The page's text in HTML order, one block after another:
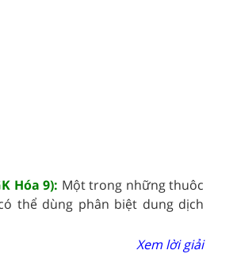
Hóa 9): Một trong những thuôc
thể dùng phân biệt dung dịch
Xem lời giải